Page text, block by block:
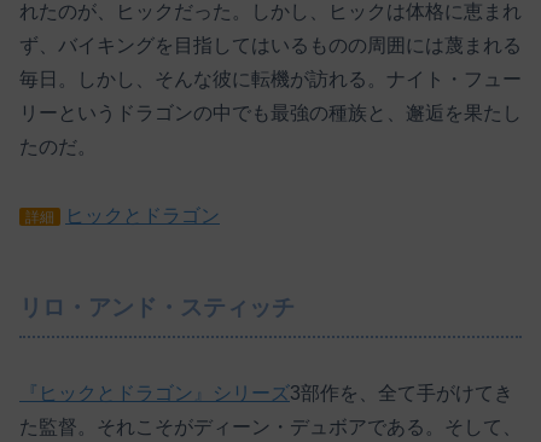
れたのが、ヒックだった。しかし、ヒックは体格に恵まれ
ず、バイキングを目指してはいるものの周囲には蔑まれる
毎日。しかし、そんな彼に転機が訪れる。ナイト・フュー
リーというドラゴンの中でも最強の種族と、邂逅を果たし
たのだ。
詳細 ヒックとドラゴン
リロ・アンド・スティッチ
『ヒックとドラゴン』シリーズ3部作を、全て手がけてき
た監督。それこそがディーン・デュボアである。そして、